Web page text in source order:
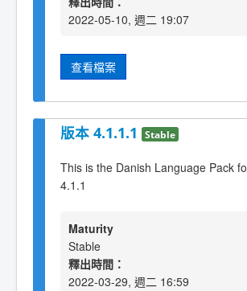
2022-05-10, 週二 19:07
查看檔案
版本 4.1.1.1 Stable
This is the Danish Language Pack
4.1.1
Maturity
Stable
釋出時間：
2022-03-29, 週二 16:59